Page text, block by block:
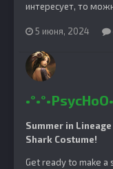
интересует, то
5 июня, 2024
Summer in
Shark Costume!
Get ready to make